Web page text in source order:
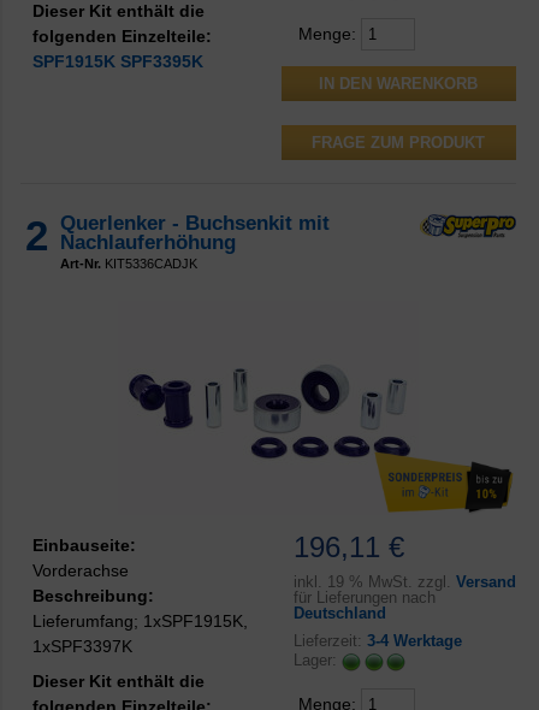
Menge:
FRAGE ZUM PRODUKT
Dieser Kit enthält die
folgenden Einzelteile:
SPF1915K SPF3395K
2
Querlenker - Buchsenkit mit
Nachlauferhöhung
Art-Nr. KIT5336CADJK
196,11 €
inkl. 19 % MwSt. zzgl. Versand
für Lieferungen nach
Deutschland
Lieferzeit: 3-4 Werktage
Lager:
Menge:
Einbauseite:
Vorderachse
Beschreibung:
Lieferumfang; 1xSPF1915K,
1xSPF3397K
Dieser Kit enthält die